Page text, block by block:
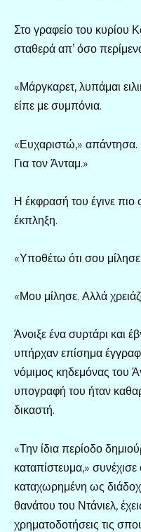
Στο γραφείο του κυρίου
σταθερά απ’ όσο
«Μάργκαρετ, λυπάμαι
είπε με συμπόνια.
«Ευχαριστώ,» απάντησα.
Για τον Άνταμ.»
Η έκφρασή του έγινε πιο
έκπληξη.
«Υποθέτω ότι σου
«Μου μίλησε. Αλλά
Άνοιξε ένα συρτάρι και
υπήρχαν επίσημα
νόμιμος κηδεμόνας του
υπογραφή του ήταν
δικαστή.
«Την ίδια περίοδο
καταπίστευμα,» συνέχισε
καταχωρημένη ως
θανάτου του Ντάνιελ,
χρηματοδοτήσεις τις